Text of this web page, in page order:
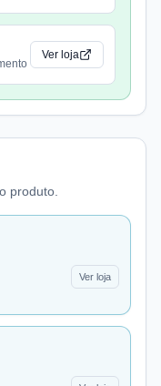
Ver loja
produto.
Ver loja